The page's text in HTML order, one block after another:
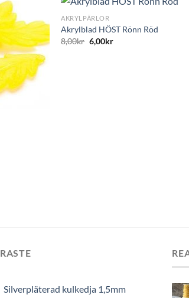
AKRYLPÄRLOR
Akrylblad HÖST Rönn Röd
8,00kr 6,00kr
Silverpläterad kulkedja 1,5mm